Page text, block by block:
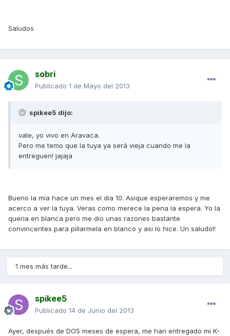
Saludos
sobri
Publicado 1 de Mayo del 2013
spikee5 dijo:
vale, yo vivo en Aravaca.
Pero me temo que la tuya ya será vieja cuando me la
entreguen! jajaja
Bueno la mia hace un mes el dia 10. Asique esperaremos y me
acerco a ver la tuya. Veras como merece la pena la espera. Yo la
queria en blanca pero me dio unas razones bastante
convincentes para pillarmela en blanco y asi lo hice. Un saludo!!
1 mes más tarde...
spikee5
Publicado 14 de Junio del 2013
Ayer, después de DOS meses de espera, me han entregado mi K-